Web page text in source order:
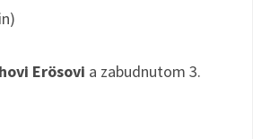
Erösovi a zabudnutom 3.